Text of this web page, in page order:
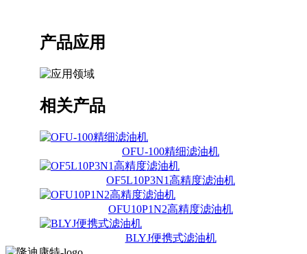
产品应用
相关产品
OFU-100精细滤油机
OF5L10P3N1高精度滤油机
OFU10P1N2高精度滤油机
BLYJ便携式滤油机